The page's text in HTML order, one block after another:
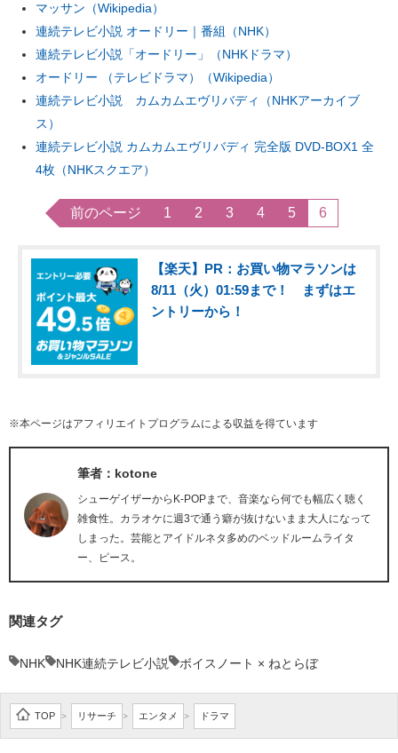
マッサン（Wikipedia）
連続テレビ小説 オードリー｜番組（NHK）
連続テレビ小説「オードリー」（NHKドラマ）
オードリー （テレビドラマ）（Wikipedia）
連続テレビ小説 カムカムエヴリバディ（NHKアーカイブ
ス）
連続テレビ小説 カムカムエヴリバディ 完全版 DVD-BOX1 全
4枚（NHKスクエア）
前のページ 1 2 3 4 5 6
【楽天】PR：お買い物マラソンは
8/11（火）01:59まで！ まずはエ
ントリーから！
※本ページはアフィリエイトプログラムによる収益を得ています
筆者：kotone
シューゲイザーからK-POPまで、音楽なら何でも幅広く聴く
雑食性。カラオケに週3で通う癖が抜けないまま大人になって
しまった。芸能とアイドルネタ多めのベッドルームライタ
ー、ピース。
関連タグ
NHK NHK連続テレビ小説 ボイスノート × ねとらぼ
TOP > リサーチ > エンタメ > ドラマ